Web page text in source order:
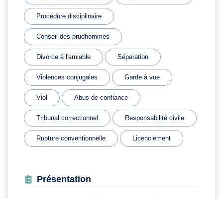
Procédure disciplinaire
Conseil des prudhommes
Divorce à l'amiable Séparation
Violences conjugales Garde à vue
Viol Abus de confiance
Tribunal correctionnel Responsabilité civile
Rupture conventionnelle Licenciement
Présentation